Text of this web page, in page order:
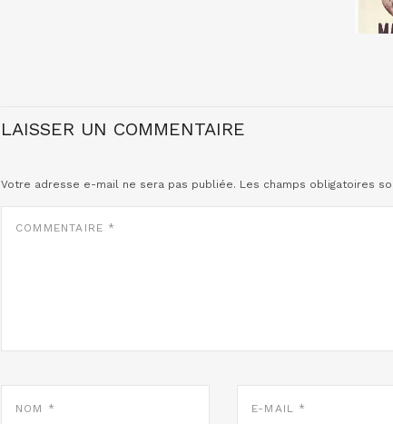
LAISSER UN COMMENTAIRE
Votre adresse e-mail ne sera pas publiée. Les champs obligatoires
MAIL